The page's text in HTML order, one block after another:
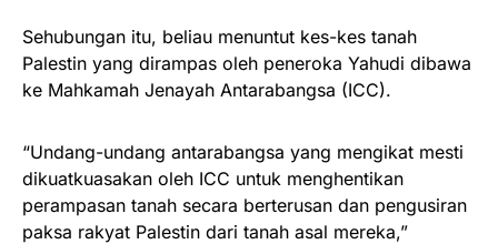
Sehubungan itu, beliau menuntut kes-kes tanah
Palestin yang dirampas oleh peneroka Yahudi dibawa
ke Mahkamah Jenayah Antarabangsa (ICC).
“Undang-undang antarabangsa yang mengikat mesti
dikuatkuasakan oleh ICC untuk menghentikan
perampasan tanah secara berterusan dan pengusiran
paksa rakyat Palestin dari tanah asal mereka,”